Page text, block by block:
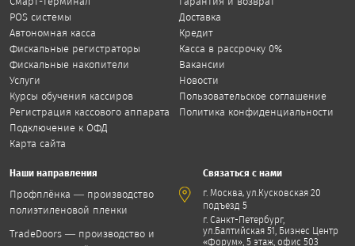
POS системы
Автономная касса
Фискальные регистраторы
Фискальные накопители
Услуги
Курсы обучения кассиров
Регистрация кассового аппарата
Подключение к ОФД
Карта сайта
Доставка
Кредит
Касса в рассрочку 0%
Вакансии
Новости
Пользовательское соглашение
Политика конфиденциальности
Наши направления
Профплёнка — производство
полиэтиленовой пленки
TradeDoors — производство и
Связаться с нами
г. Москва,ул.Кусковская 20
подъезд 5
г. Санкт-Петербург,
ул.Балтийская 51, Бизнес Центр
«Форум», 5 этаж, офис 503